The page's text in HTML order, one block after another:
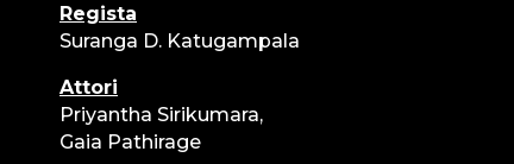
Regista
Suranga D. Katugampala
Attori
Priyantha Sirikumara,
Gaia Pathirage